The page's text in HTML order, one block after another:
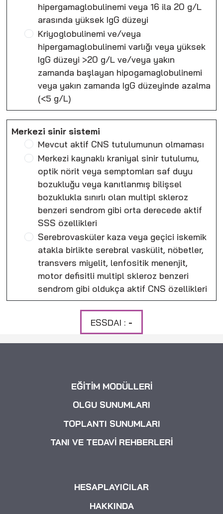
hipergamaglobulinemi veya 16 ila 20 g/L
arasında yüksek IgG düzeyi
Kriyoglobulinemi ve/veya
hipergamaglobulinemi varlığı veya yüksek
IgG düzeyi >20 g/L ve/veya yakın
zamanda başlayan hipogamaglobulinemi
veya yakın zamanda IgG düzeyinde azalma
(<5 g/L)
Merkezi sinir sistemi
Mevcut aktif CNS tutulumunun olmaması
Merkezi kaynaklı kraniyal sinir tutulumu,
optik nörit veya semptomları saf duyu
bozukluğu veya kanıtlanmış bilişsel
bozuklukla sınırlı olan multipl skleroz
benzeri sendrom gibi orta derecede aktif
SSS özellikleri
Serebrovasküler kaza veya geçici iskemik
atakla birlikte serebral vaskülit, nöbetler,
transvers miyelit, lenfositik menenjit,
motor defisitli multipl skleroz benzeri
sendrom gibi oldukça aktif CNS özellikleri
ESSDAI : -
EĞİTİM MODÜLLERİ
OLGU SUNUMLARI
TOPLANTI SUNUMLARI
TANI VE TEDAVİ REHBERLERİ
HESAPLAYICILAR
HAKKINDA